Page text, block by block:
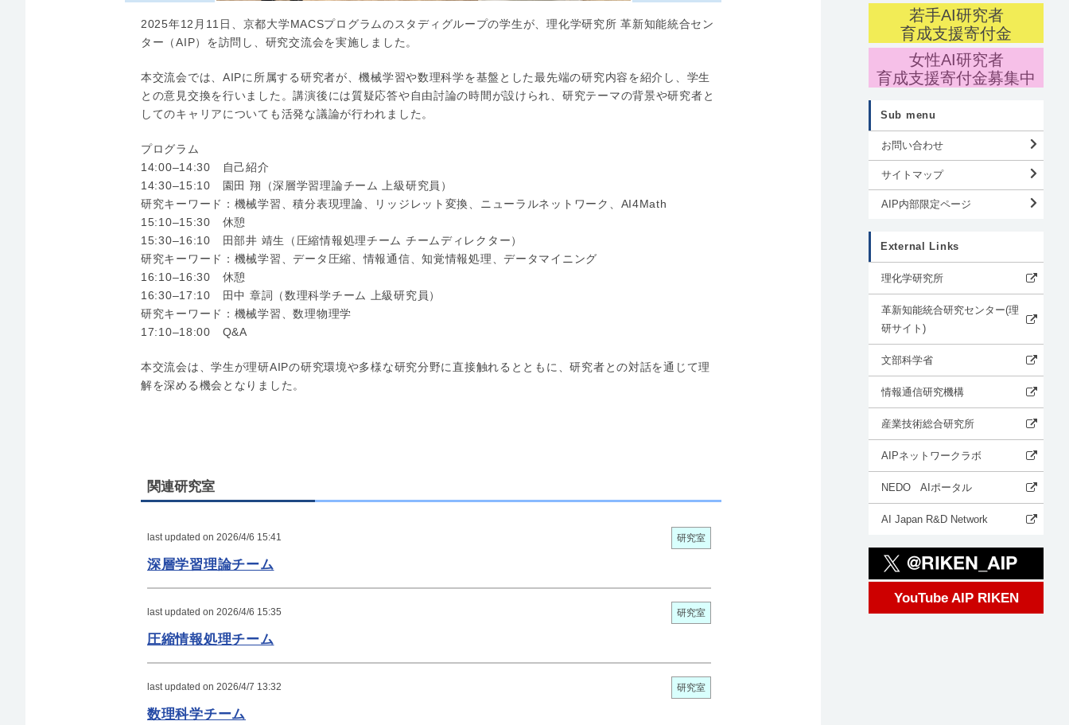
2025年12月11日、京都大学MACSプログラムのスタディグループの学生が、理化学研究所 革新知能統合セン
ター（AIP）を訪問し、研究交流会を実施しました。
本交流会では、AIPに所属する研究者が、機械学習や数理科学を基盤とした最先端の研究内容を紹介し、学生
との意見交換を行いました。講演後には質疑応答や自由討論の時間が設けられ、研究テーマの背景や研究者と
してのキャリアについても活発な議論が行われました。
プログラム
14:00–14:30 自己紹介
14:30–15:10 園田 翔（深層学習理論チーム 上級研究員）
研究キーワード：機械学習、積分表現理論、リッジレット変換、ニューラルネットワーク、AI4Math
15:10–15:30 休憩
15:30–16:10 田部井 靖生（圧縮情報処理チーム チームディレクター）
研究キーワード：機械学習、データ圧縮、情報通信、知覚情報処理、データマイニング
16:10–16:30 休憩
16:30–17:10 田中 章詞（数理科学チーム 上級研究員）
研究キーワード：機械学習、数理物理学
17:10–18:00 Q&A
本交流会は、学生が理研AIPの研究環境や多様な研究分野に直接触れるとともに、研究者との対話を通じて理
解を深める機会となりました。
関連研究室
last updated on 2026/4/6 15:41 研究室
深層学習理論チーム
last updated on 2026/4/6 15:35 研究室
圧縮情報処理チーム
last updated on 2026/4/7 13:32 研究室
数理科学チーム
若手AI研究者
育成支援寄付金
女性AI研究者
育成支援寄付金募集中
Sub menu
お問い合わせ
サイトマップ
AIP内部限定ページ
External Links
理化学研究所
革新知能統合研究センター(理
研サイト)
文部科学省
情報通信研究機構
産業技術総合研究所
AIPネットワークラボ
NEDO AIポータル
AI Japan R&D Network
YouTube AIP RIKEN